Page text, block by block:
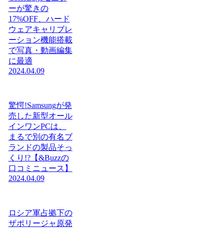
ーが驚きの
17%OFF、ハード
ウェアキャリブレ
ーション機能搭載
で写真・動画編集
に最適
2024.04.09
驚愕!Samsungが発
売した新型オール
インワンPCは、
まるで別の有名ブ
ランドの製品そっ
くり!?【&Buzzの
口コミニュース】
2024.04.09
ロシア軍占拠下の
ザポリージャ原発